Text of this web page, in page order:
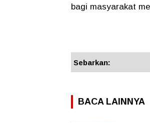
bagi masyarakat
Sebarkan:
BACA LAINNYA